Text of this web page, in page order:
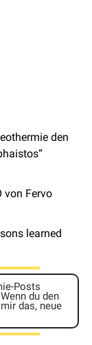
den
von Fervo
learned
du den
das, neue